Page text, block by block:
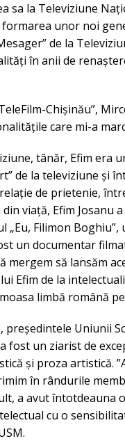
sa la Televiziune
unor noi
de la
în anii de
Chișinău”,
care mi-a
tânăr, Efim era
de la televiziune și
de prietenie,
viață, Efim Josanu
„Eu, Filimon
un documentar
mergem să lansăm
Efim de la
limbă română
președintele Uniunii
fost un ziarist de
și proza artistică.
în rândurile
a avut întotdeauna
cu o